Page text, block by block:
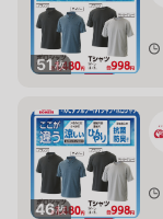
51枚
46枚